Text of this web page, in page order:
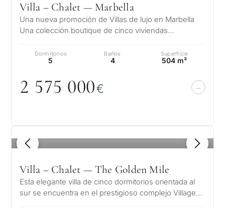
Villa – Chalet — Marbella
Una nueva promoción de Villas de lujo en Marbella
Una colección boutique de cinco viviendas
Dormitorios
5
Baños
4
Superficie
504 m²
2 575 000€
1 / 8
Villa – Chalet — The Golden Mile
Esta elegante villa de cinco dormitorios orientada al
sur se encuentra en el prestigioso complejo Village